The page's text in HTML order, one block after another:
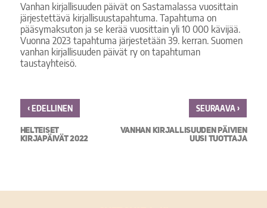
Vanhan kirjallisuuden päivät on Sastamalassa vuosittain
järjestettävä kirjallisuustapahtuma. Tapahtuma on
pääsymaksuton ja se kerää vuosittain yli 10 000 kävijää.
Vuonna 2023 tapahtuma järjestetään 39. kerran. Suomen
vanhan kirjallisuuden päivät ry on tapahtuman
taustayhteisö.
‹EDELLINEN
HELTEISET
KIRJAPÄIVÄT 2022
SEURAAVA›
VANHAN KIRJALLISUUDEN PÄIVIEN
UUSI TUOTTAJA